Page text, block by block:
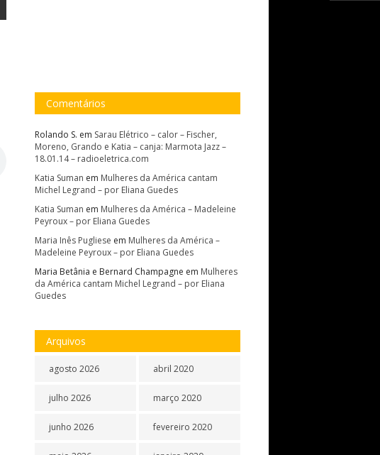
Comentários
Rolando S. em Sarau Elétrico – calor – Fischer,
Moreno, Grando e Katia – canja: Marmota Jazz –
18.01.14 – radioeletrica.com
Katia Suman em Mulheres da América cantam
Michel Legrand – por Eliana Guedes
Katia Suman em Mulheres da América – Madeleine
Peyroux – por Eliana Guedes
Maria Inês Pugliese em Mulheres da América –
Madeleine Peyroux – por Eliana Guedes
Maria Betânia e Bernard Champagne em Mulheres
da América cantam Michel Legrand – por Eliana
Guedes
Arquivos
agosto 2026
julho 2026
junho 2026
abril 2020
março 2020
fevereiro 2020